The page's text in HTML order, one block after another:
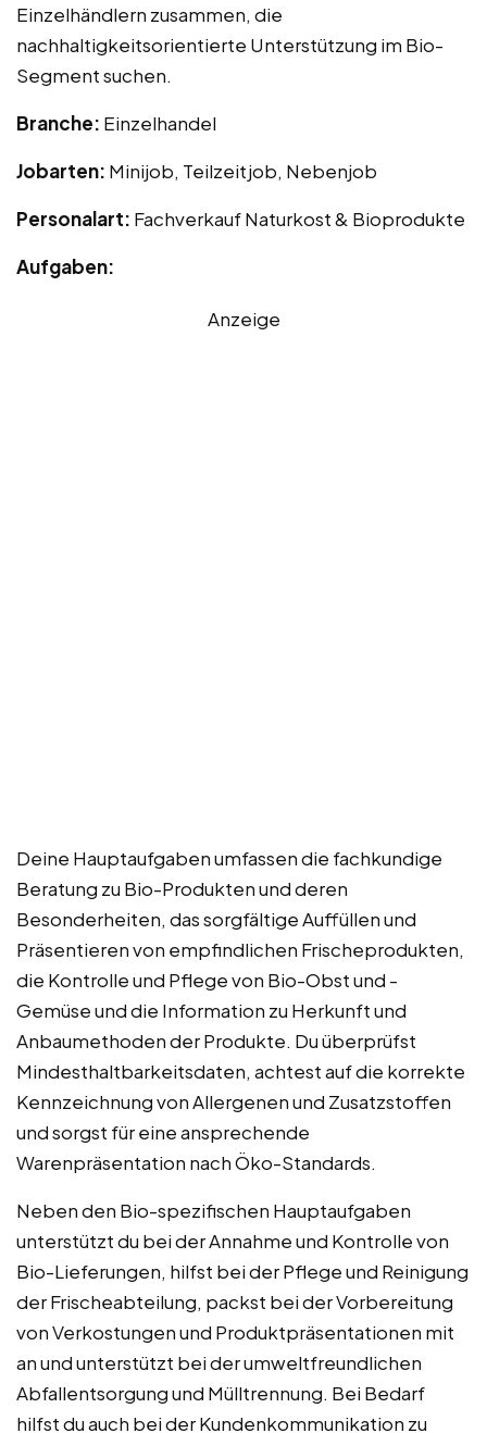
Einzelhändlern zusammen, die
nachhaltigkeitsorientierte Unterstützung im Bio-
Segment suchen.
Branche: Einzelhandel
Jobarten: Minijob, Teilzeitjob, Nebenjob
Personalart: Fachverkauf Naturkost & Bioprodukte
Aufgaben:
Anzeige
Deine Hauptaufgaben umfassen die fachkundige
Beratung zu Bio-Produkten und deren
Besonderheiten, das sorgfältige Auffüllen und
Präsentieren von empfindlichen Frischeprodukten,
die Kontrolle und Pflege von Bio-Obst und -
Gemüse und die Information zu Herkunft und
Anbaumethoden der Produkte. Du überprüfst
Mindesthaltbarkeitsdaten, achtest auf die korrekte
Kennzeichnung von Allergenen und Zusatzstoffen
und sorgst für eine ansprechende
Warenpräsentation nach Öko-Standards.
Neben den Bio-spezifischen Hauptaufgaben
unterstützt du bei der Annahme und Kontrolle von
Bio-Lieferungen, hilfst bei der Pflege und Reinigung
der Frischeabteilung, packst bei der Vorbereitung
von Verkostungen und Produktpräsentationen mit
an und unterstützt bei der umweltfreundlichen
Abfallentsorgung und Mülltrennung. Bei Bedarf
hilfst du auch bei der Kundenkommunikation zu